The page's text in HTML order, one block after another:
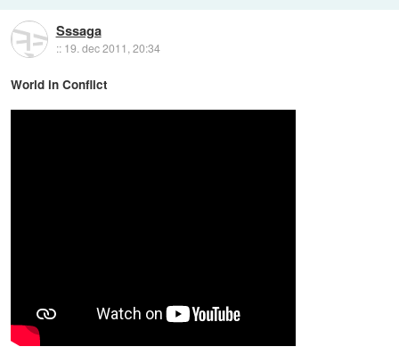
Sssaga
:: 19. dec 2011, 20:34
World in Conflict